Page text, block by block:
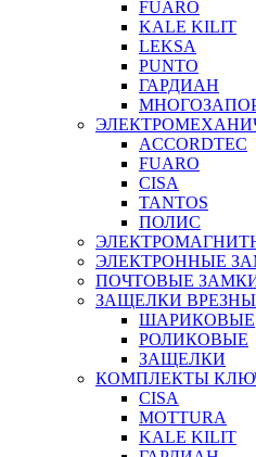
FUARO
KALE KILIT
LEKSA
PUNTO
ГАРДИАН
ACCORDTEC
FUARO
CISA
TANTOS
ПОЛИС
ЭЛЕКТРОННЫЕ
ПОЧТОВЫЕ
ЗАЩЕЛКИ
ШАРИКОВЫЕ
РОЛИКОВЫЕ
ЗАЩЕЛКИ
КОМПЛЕКТЫ
CISA
MOTTURA
KALE KILIT